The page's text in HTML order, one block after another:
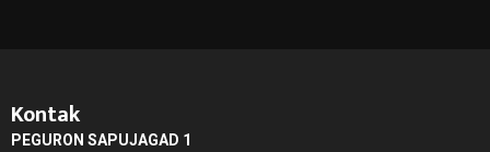
Kontak
PEGURON SAPUJAGAD 1